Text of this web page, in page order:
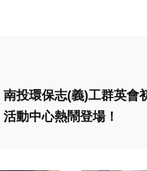
南投環保志(義)工群英會
活動中心熱鬧登場！